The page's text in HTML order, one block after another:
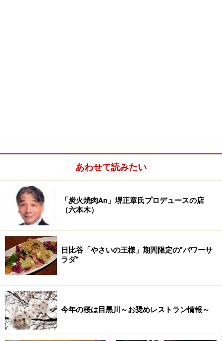
あわせて読みたい
「炭火焼肉An」堺正章氏プロデュースの店
（六本木）
日比谷「やさいの王様」期間限定の”パワーサ
ラダ”
今年の桜は目黒川～お奨めレストラン情報～